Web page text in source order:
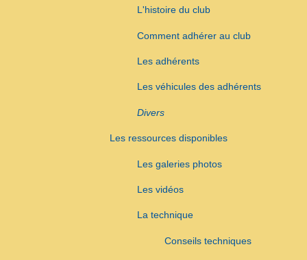
L'histoire du club
Comment adhérer au club
Les adhérents
Les véhicules des adhérents
Divers
Les ressources disponibles
Les galeries photos
Les vidéos
La technique
Conseils techniques